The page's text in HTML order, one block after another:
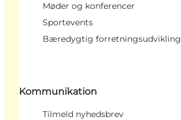
Møder og konferencer
Sportevents
Bæredygtig forretningsudvikling
Kommunikation
Tilmeld nyhedsbrev